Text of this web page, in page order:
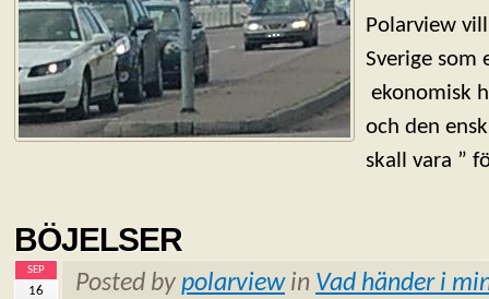
Polarview
Sverige som
ekonomisk
och den
skall vara ”
BÖJELSER
SEP
16 Posted by polarviewin Vad händer i